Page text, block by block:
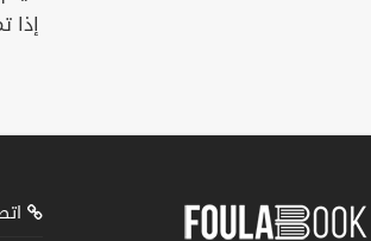
إذا